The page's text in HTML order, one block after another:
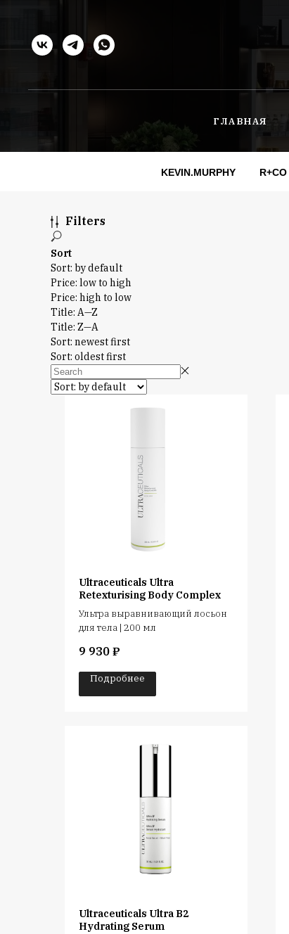
ГЛАВНАЯ
KEVIN.MURPHY R+CO
Filters
Sort
Sort: by default
Price: low to high
Price: high to low
Title: A—Z
Title: Z—A
Sort: newest first
Sort: oldest first
Ultraceuticals Ultra
Retexturising Body Complex
Ультра выравнивающий лосьон
для тела | 200 мл
9 930 ₽
Подробнее
Ultraceuticals Ultra B2
Hydrating Serum